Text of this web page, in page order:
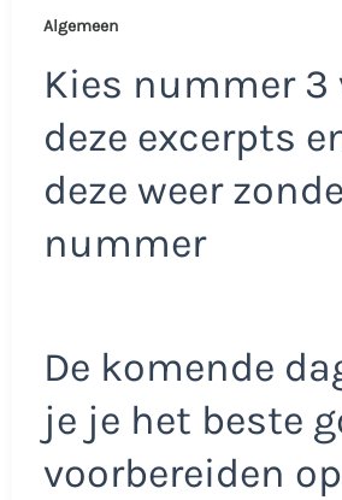
Algemeen
Kies nummer 3
deze excerpts
deze weer
nummer
De komende
je je het beste
voorbereiden op